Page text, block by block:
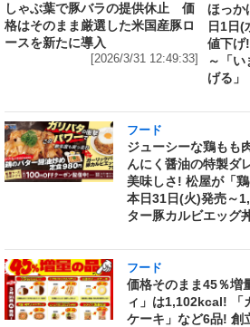
しゃぶ葉で豚バラの提供休止 価
格はそのまま厳選した米国産豚ロ
ースを新たに導入
[2026/3/31 12:49:33]
ほっか
日1日(
値下げ
～「
げる」
フード
ジューシーな鶏もも
んにく醤油の特製ダ
美味しさ! 松屋が「
本日31日(火)発売～
ター豚カルビエッグ
フード
価格そのまま45％増
ィ」は1,102kcal! 「
ケーキ」など6品! 創